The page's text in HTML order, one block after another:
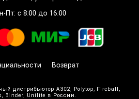
Пт: с 8:00 до 16:00
Возврат
дистрибьютор A302, Polytop, Fireball,
Binder, Unilite в России.